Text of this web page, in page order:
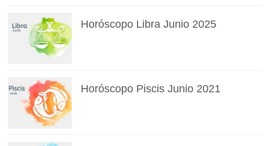
Horóscopo Libra Junio 2025
Horóscopo Piscis Junio 2021